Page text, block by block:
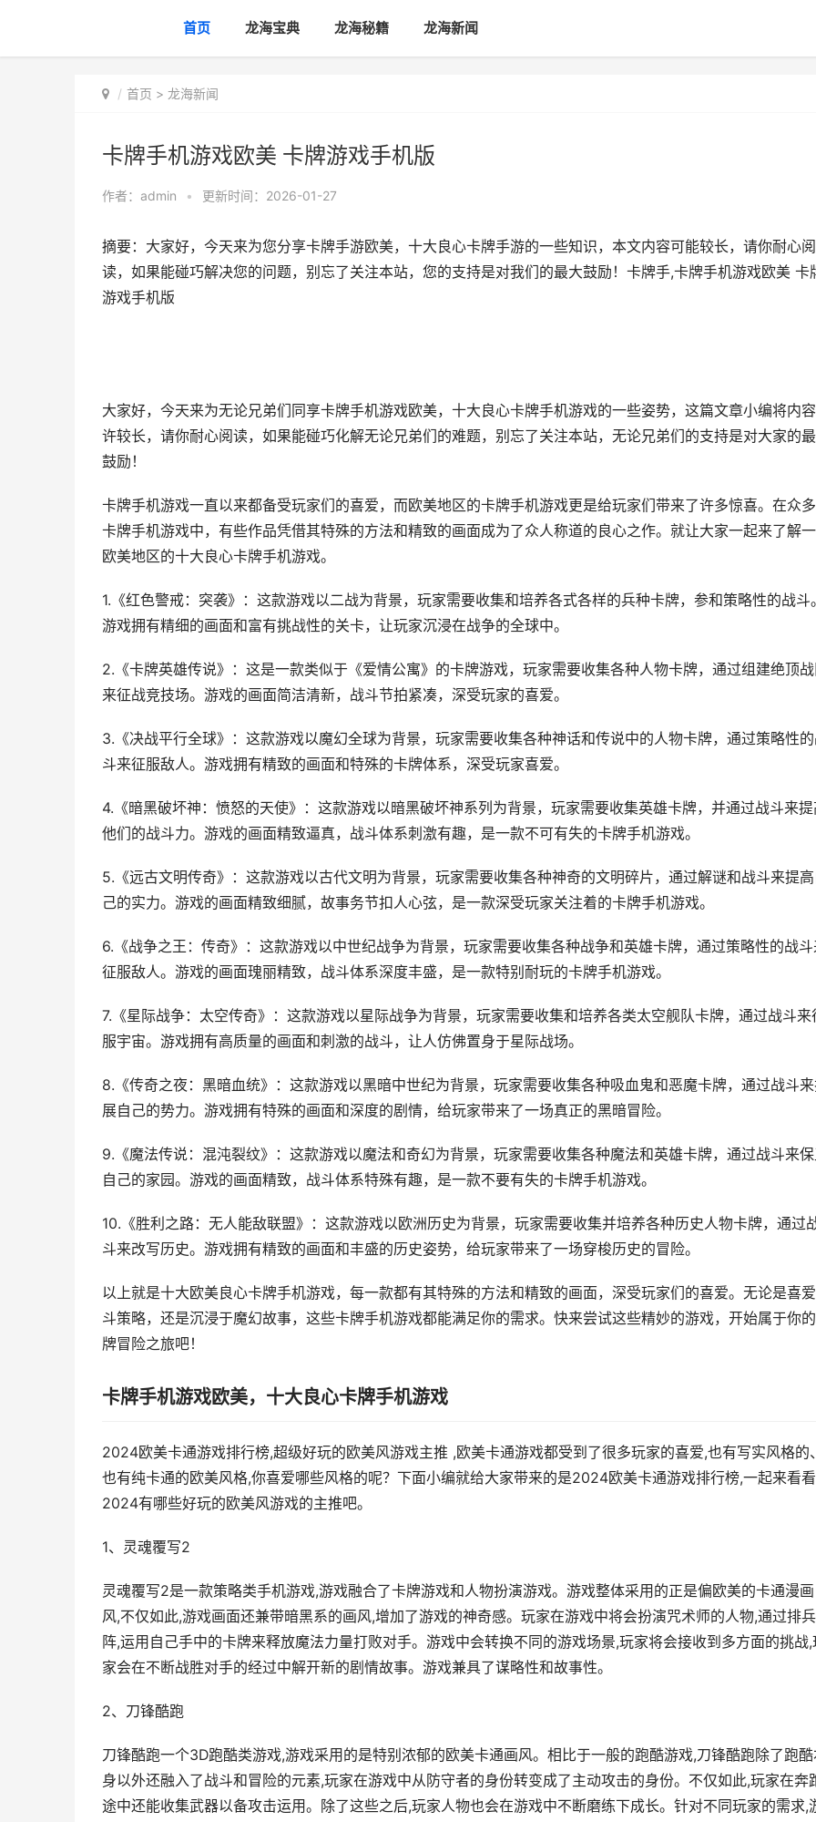
首页 龙海宝典 龙海秘籍 龙海新闻
首页 > 龙海新闻
卡牌手机游戏欧美 卡牌游戏手机版
作者： admin • 更新时间：2026-01-27
摘要：大家好，今天来为您分享卡牌手游欧美，十大良心卡牌手游的一些知识，本文内容可能较长，请你耐心阅
读，如果能碰巧解决您的问题，别忘了关注本站，您的支持是对我们的最大鼓励！卡牌手,卡牌手机游戏欧美 卡
游戏手机版
大家好，今天来为无论兄弟们同享卡牌手机游戏欧美，十大良心卡牌手机游戏的一些姿势，这篇文章小编将内
许较长，请你耐心阅读，如果能碰巧化解无论兄弟们的难题，别忘了关注本站，无论兄弟们的支持是对大家的
鼓励！
卡牌手机游戏一直以来都备受玩家们的喜爱，而欧美地区的卡牌手机游戏更是给玩家们带来了许多惊喜。在众
卡牌手机游戏中，有些作品凭借其特殊的方法和精致的画面成为了众人称道的良心之作。就让大家一起来了解
欧美地区的十大良心卡牌手机游戏。
1.《红色警戒：突袭》：这款游戏以二战为背景，玩家需要收集和培养各式各样的兵种卡牌，参和策略性的战斗。
游戏拥有精细的画面和富有挑战性的关卡，让玩家沉浸在战争的全球中。
2.《卡牌英雄传说》：这是一款类似于《爱情公寓》的卡牌游戏，玩家需要收集各种人物卡牌，通过组建绝顶
来征战竞技场。游戏的画面简洁清新，战斗节拍紧凑，深受玩家的喜爱。
3.《决战平行全球》：这款游戏以魔幻全球为背景，玩家需要收集各种神话和传说中的人物卡牌，通过策略性
斗来征服敌人。游戏拥有精致的画面和特殊的卡牌体系，深受玩家喜爱。
4.《暗黑破坏神：愤怒的天使》：这款游戏以暗黑破坏神系列为背景，玩家需要收集英雄卡牌，并通过战斗来提
他们的战斗力。游戏的画面精致逼真，战斗体系刺激有趣，是一款不可有失的卡牌手机游戏。
5.《远古文明传奇》：这款游戏以古代文明为背景，玩家需要收集各种神奇的文明碎片，通过解谜和战斗来提高
己的实力。游戏的画面精致细腻，故事务节扣人心弦，是一款深受玩家关注着的卡牌手机游戏。
6.《战争之王：传奇》：这款游戏以中世纪战争为背景，玩家需要收集各种战争和英雄卡牌，通过策略性的战斗
征服敌人。游戏的画面瑰丽精致，战斗体系深度丰盛，是一款特别耐玩的卡牌手机游戏。
7.《星际战争：太空传奇》：这款游戏以星际战争为背景，玩家需要收集和培养各类太空舰队卡牌，通过战斗来
服宇宙。游戏拥有高质量的画面和刺激的战斗，让人仿佛置身于星际战场。
8.《传奇之夜：黑暗血统》：这款游戏以黑暗中世纪为背景，玩家需要收集各种吸血鬼和恶魔卡牌，通过战斗
展自己的势力。游戏拥有特殊的画面和深度的剧情，给玩家带来了一场真正的黑暗冒险。
9.《魔法传说：混沌裂纹》：这款游戏以魔法和奇幻为背景，玩家需要收集各种魔法和英雄卡牌，通过战斗来保
自己的家园。游戏的画面精致，战斗体系特殊有趣，是一款不要有失的卡牌手机游戏。
10.《胜利之路：无人能敌联盟》：这款游戏以欧洲历史为背景，玩家需要收集并培养各种历史人物卡牌，通过
斗来改写历史。游戏拥有精致的画面和丰盛的历史姿势，给玩家带来了一场穿梭历史的冒险。
以上就是十大欧美良心卡牌手机游戏，每一款都有其特殊的方法和精致的画面，深受玩家们的喜爱。无论是喜
斗策略，还是沉浸于魔幻故事，这些卡牌手机游戏都能满足你的需求。快来尝试这些精妙的游戏，开始属于你
牌冒险之旅吧！
卡牌手机游戏欧美，十大良心卡牌手机游戏
2024欧美卡通游戏排行榜,超级好玩的欧美风游戏主推 ,欧美卡通游戏都受到了很多玩家的喜爱,也有写实风格的、
也有纯卡通的欧美风格,你喜爱哪些风格的呢？下面小编就给大家带来的是2024欧美卡通游戏排行榜,一起来看看
2024有哪些好玩的欧美风游戏的主推吧。
1、灵魂覆写2
灵魂覆写2是一款策略类手机游戏,游戏融合了卡牌游戏和人物扮演游戏。游戏整体采用的正是偏欧美的卡通漫画
风,不仅如此,游戏画面还兼带暗黑系的画风,增加了游戏的神奇感。玩家在游戏中将会扮演咒术师的人物,通过排
阵,运用自己手中的卡牌来释放魔法力量打败对手。游戏中会转换不同的游戏场景,玩家将会接收到多方面的挑战,
家会在不断战胜对手的经过中解开新的剧情故事。游戏兼具了谋略性和故事性。
2、刀锋酷跑
刀锋酷跑一个3D跑酷类游戏,游戏采用的是特别浓郁的欧美卡通画风。相比于一般的跑酷游戏,刀锋酷跑除了跑
身以外还融入了战斗和冒险的元素,玩家在游戏中从防守者的身份转变成了主动攻击的身份。不仅如此,玩家在奔
途中还能收集武器以备攻击运用。除了这些之后,玩家人物也会在游戏中不断磨练下成长。针对不同玩家的需求,